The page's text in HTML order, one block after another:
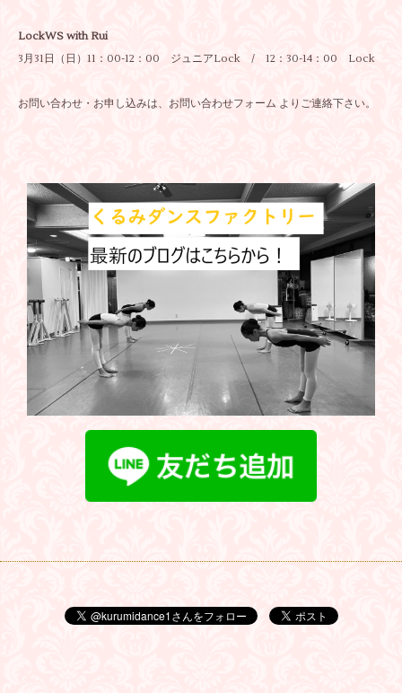
LockWS with Rui
3月31日（日）11：00-12：00 ジュニアLock / 12：30-14：00 Lock
お問い合わせ・お申し込みは、 お問い合わせフォーム よりご連絡下さい。